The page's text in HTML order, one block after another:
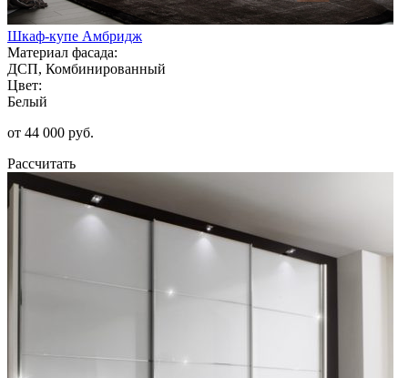
Шкаф-купе Амбридж
Материал фасада:
ДСП, Комбинированный
Цвет:
Белый
от 44 000 руб.
Рассчитать